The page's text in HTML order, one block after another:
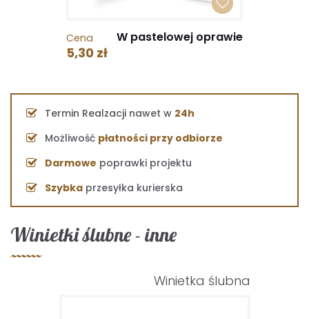
Winietki ślubne - inne
Winietka ślubna
Cena
5,30 zł
W pastelowej oprawie
Termin Realzacji nawet w 24h
Możliwość płatności przy odbiorze
Darmowe poprawki projektu
Szybka przesyłka kurierska